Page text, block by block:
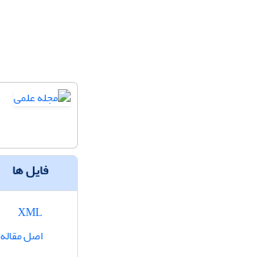
فایل ها
اصل مقاله